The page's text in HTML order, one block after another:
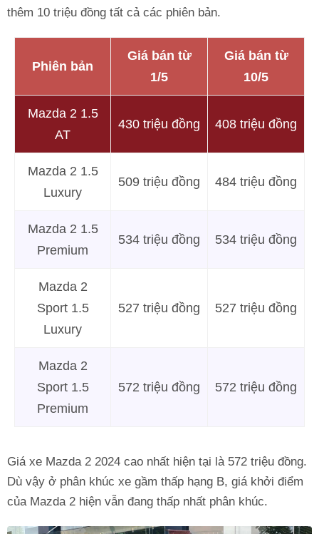
thêm 10 triệu đồng tất cả các phiên bản.
Phiên bản
Giá bán từ
1/5
Giá bán từ
10/5
Mazda 2 1.5
AT
430 triệu đồng 408 triệu đồng
Mazda 2 1.5
Luxury
509 triệu đồng 484 triệu đồng
Mazda 2 1.5
Premium
534 triệu đồng 534 triệu đồng
Mazda 2
Sport 1.5
Luxury
527 triệu đồng 527 triệu đồng
Mazda 2
Sport 1.5
Premium
572 triệu đồng 572 triệu đồng
Giá xe Mazda 2 2024 cao nhất hiện tại là 572 triệu đồng.
Dù vậy ở phân khúc xe gầm thấp hạng B, giá khởi điểm
của Mazda 2 hiện vẫn đang thấp nhất phân khúc.